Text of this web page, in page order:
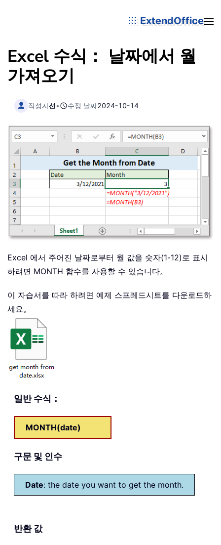
ExtendOffice
Excel 수식： 날짜에서 월
가져오기
작성자선• 수정 날짜2024-10-14
Excel 에서 주어진 날짜로부터 월 값을 숫자(1-12)로 표시
하려면 MONTH 함수를 사용할 수 있습니다。
이 자습서를 따라 하려면 예제 스프레드시트를 다운로드하
세요。
일반 수식：
MONTH(date)
구문 및 인수
Date: the date you want to get the month.
반환 값